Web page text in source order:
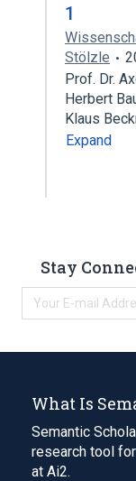
1
Stölzle
Prof. Dr.
Herbert
Klaus
Expand
Stay
What Is
Semantic
research tool
at Ai2.